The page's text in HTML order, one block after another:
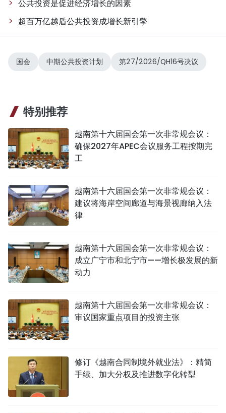
公共投资是促进经济增长的因素
超百万亿越盾公共投资成增长新引擎
国会 中期公共投资计划 第27/2026/QH16号决议
特别推荐
越南第十六届国会第一次非常规会议：
确保2027年APEC会议服务工程按期完
工
越南第十六届国会第一次非常规会议：
建议将海岸空间廊道与海景视廊纳入法
律
越南第十六届国会第一次非常规会议：
成立广宁市和北宁市——增长极发展的新
动力
越南第十六届国会第一次非常规会议：
审议国家重点项目的投资主张
修订《越南合同制境外就业法》：精简
手续、加大分权及推进数字化转型